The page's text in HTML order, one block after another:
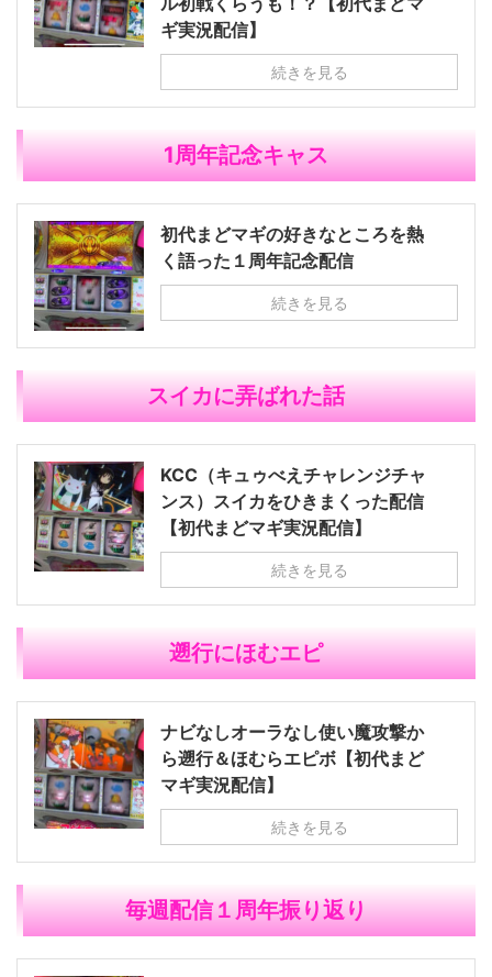
ギ実況配信】
続きを見る
1周年記念キャス
初代まどマギの好きなところを熱
く語った１周年記念配信
続きを見る
スイカに弄ばれた話
KCC（キュゥべえチャレンジチャ
ンス）スイカをひきまくった配信
【初代まどマギ実況配信】
続きを見る
遡行にほむエピ
ナビなしオーラなし使い魔攻撃か
ら遡行＆ほむらエピボ【初代まど
マギ実況配信】
続きを見る
毎週配信１周年振り返り